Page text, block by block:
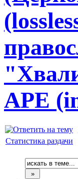
APE
Статистика раздачи